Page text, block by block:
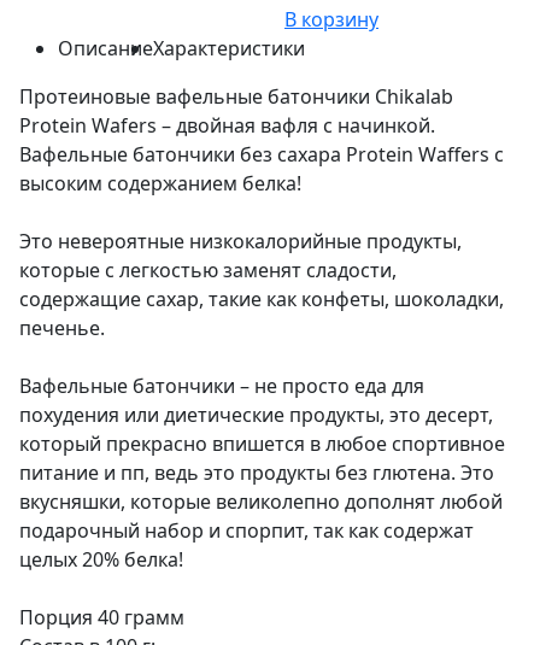
В корзину
ОписаниеХарактеристики
Протеиновые вафельные батончики Chikalab
Protein Wafers – двойная вафля с начинкой.
Вафельные батончики без сахара Protein Waffers с
высоким содержанием белка!
Это невероятные низкокалорийные продукты,
которые с легкостью заменят сладости,
содержащие сахар, такие как конфеты, шоколадки,
печенье.
Вафельные батончики – не просто еда для
похудения или диетические продукты, это десерт,
который прекрасно впишется в любое спортивное
питание и пп, ведь это продукты без глютена. Это
вкусняшки, которые великолепно дополнят любой
подарочный набор и спорпит, так как содержат
целых 20% белка!
Порция 40 грамм